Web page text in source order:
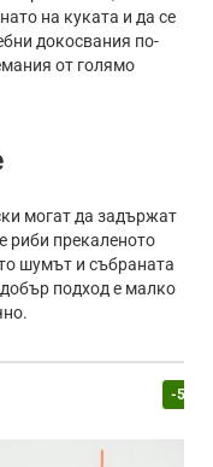
на куката и да се
докосвания по-
от голямо
могат да задържат
риби прекаленото
шумът и събраната
подход е малко
-50%